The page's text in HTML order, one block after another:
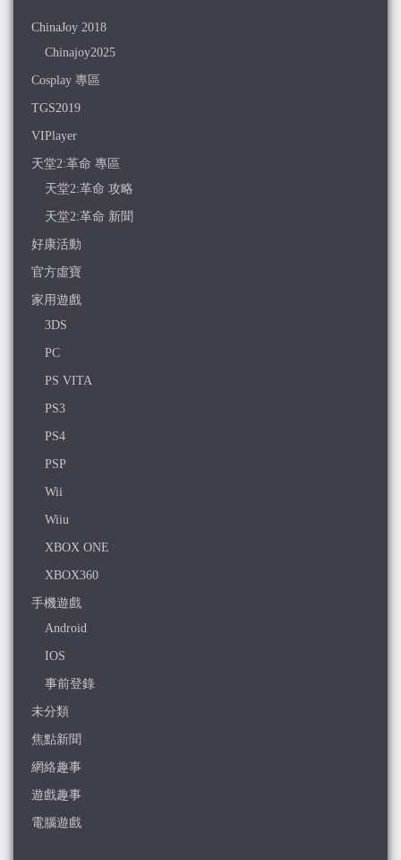
ChinaJoy 2018
Chinajoy2025
Cosplay 專區
TGS2019
VIPlayer
天堂2:革命 專區
天堂2:革命 攻略
天堂2:革命 新聞
好康活動
官方虛寶
家用遊戲
3DS
PC
PS VITA
PS3
PS4
PSP
Wii
Wiiu
XBOX ONE
XBOX360
手機遊戲
Android
IOS
事前登錄
未分類
焦點新聞
網絡趣事
遊戲趣事
電腦遊戲